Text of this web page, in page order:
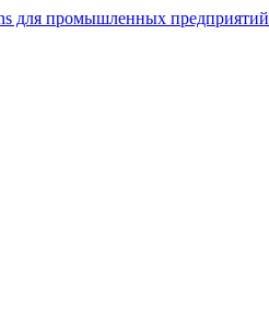
для промышленных предприятий